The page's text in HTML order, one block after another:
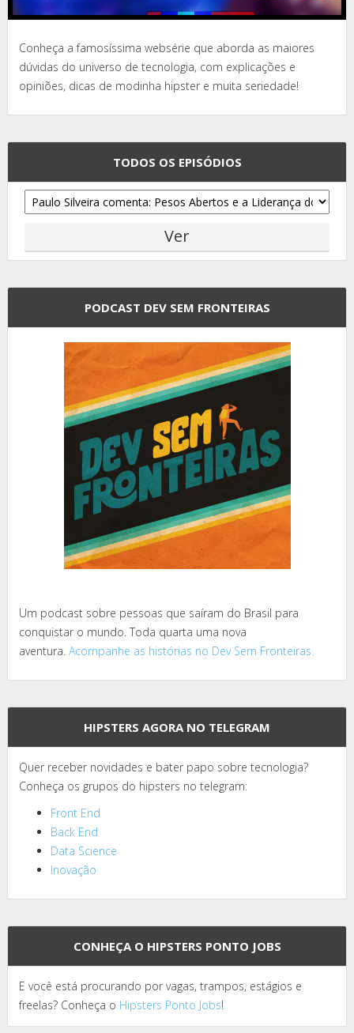
Conheça a famosíssima websérie que aborda as maiores
dúvidas do universo de tecnologia, com explicações e
opiniões, dicas de modinha hipster e muita seriedade!
TODOS OS EPISÓDIOS
PODCAST DEV SEM FRONTEIRAS
Um podcast sobre pessoas que saíram do Brasil para
conquistar o mundo. Toda quarta uma nova
aventura. Acompanhe as histórias no Dev Sem Fronteiras.
HIPSTERS AGORA NO TELEGRAM
Quer receber novidades e bater papo sobre tecnologia?
Conheça os grupos do hipsters no telegram:
Front End
Back End
Data Science
Inovação
CONHEÇA O HIPSTERS PONTO JOBS
E você está procurando por vagas, trampos, estágios e
freelas? Conheça o Hipsters Ponto Jobs!